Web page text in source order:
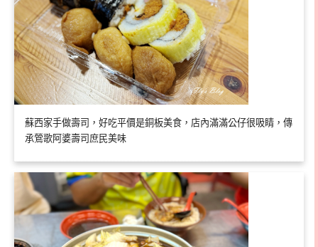
蘇西家手做壽司，好吃平價是銅板美食，店內滿滿公仔很吸睛，傳
承鶯歌阿婆壽司庶民美味